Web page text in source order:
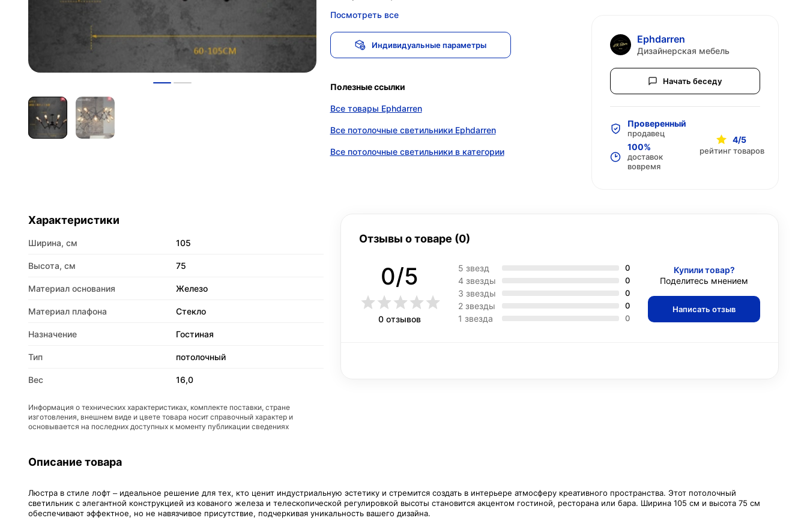
Посмотреть все
Индивидуальные параметры
Полезные ссылки
Все товары Ephdarren
Все потолочные светильники Ephdarren
Все потолочные светильники в категории
Ephdarren
Дизайнерская мебель
Начать беседу
Проверенный
продавец
100%
доставок
вовремя
4/5
рейтинг товаров
Характеристики
Ширина, см 105
Высота, см 75
Материал основания Железо
Материал плафона Стекло
Назначение Гостиная
Тип потолочный
Вес 16,0
Информация о технических характеристиках, комплекте поставки, стране
изготовления, внешнем виде и цвете товара носит справочный характер и
основывается на последних доступных к моменту публикации сведениях
Отзывы о товаре (0)
0/5
0 отзывов
5 звезд 0
4 звезды 0
3 звезды 0
2 звезды 0
1 звезда 0
Купили товар?
Поделитесь мнением
Написать отзыв
Описание товара
Люстра в стиле лофт – идеальное решение для тех, кто ценит индустриальную эстетику и стремится создать в интерьере атмосферу креативного пространства. Этот потолочный
светильник с элегантной конструкцией из кованого железа и телескопической регулировкой высоты становится акцентом гостиной, ресторана или бара. Ширина 105 см и высота 75 см
обеспечивают эффектное, но не навязчивое присутствие, подчеркивая уникальность вашего дизайна.